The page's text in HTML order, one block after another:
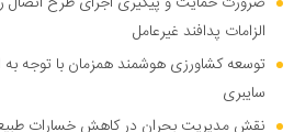
الزامات پدافند غیرعامل
توسعه کشاورزی هوشمند همزمان با توجه به
سایبری
نقش مدیریت بحران در کاهش خسارات